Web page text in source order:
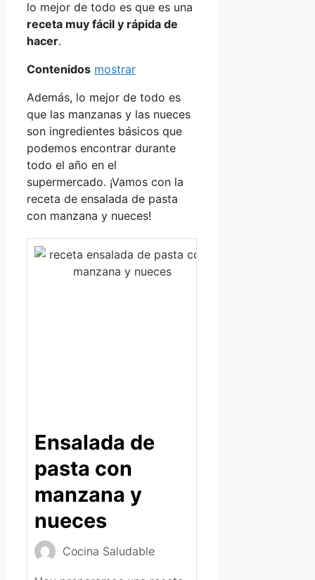
lo mejor de todo es que es una
receta muy fácil y rápida de
hacer.
Contenidos mostrar
Además, lo mejor de todo es
que las manzanas y las nueces
son ingredientes básicos que
podemos encontrar durante
todo el año en el
supermercado. ¡Vamos con la
receta de ensalada de pasta
con manzana y nueces!
Ensalada de
pasta con
manzana y
nueces
Cocina Saludable